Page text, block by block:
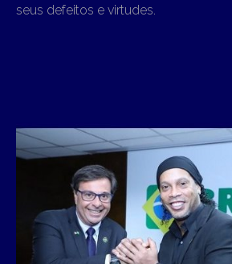
seus defeitos e virtudes.